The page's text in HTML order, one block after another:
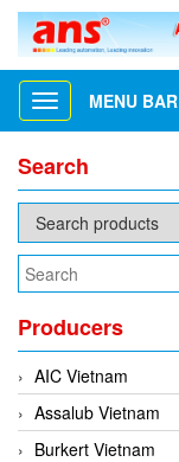
Toggle
navigation
MENU BAR
Search
Producers
AIC Vietnam
Assalub Vietnam
Burkert Vietnam